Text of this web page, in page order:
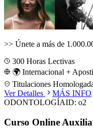
>> Únete a más de
300 Horas Lectivas
🌍 Internacional +
Titulaciones
Ver Detalles
MÁS INFO
ODONTOLOGÍAID: o2
Curso Online